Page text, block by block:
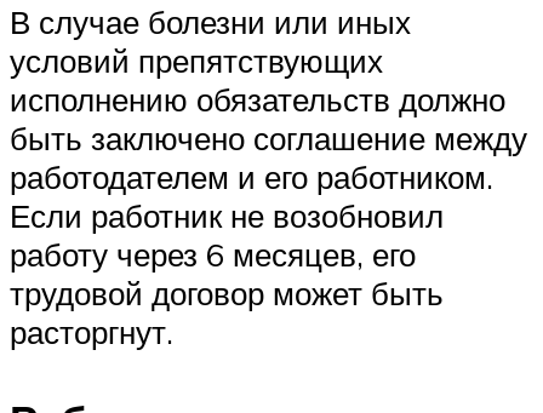
В случае болезни или иных
условий препятствующих
исполнению обязательств должно
быть заключено соглашение между
работодателем и его работником.
Если работник не возобновил
работу через 6 месяцев, его
трудовой договор может быть
расторгнут.